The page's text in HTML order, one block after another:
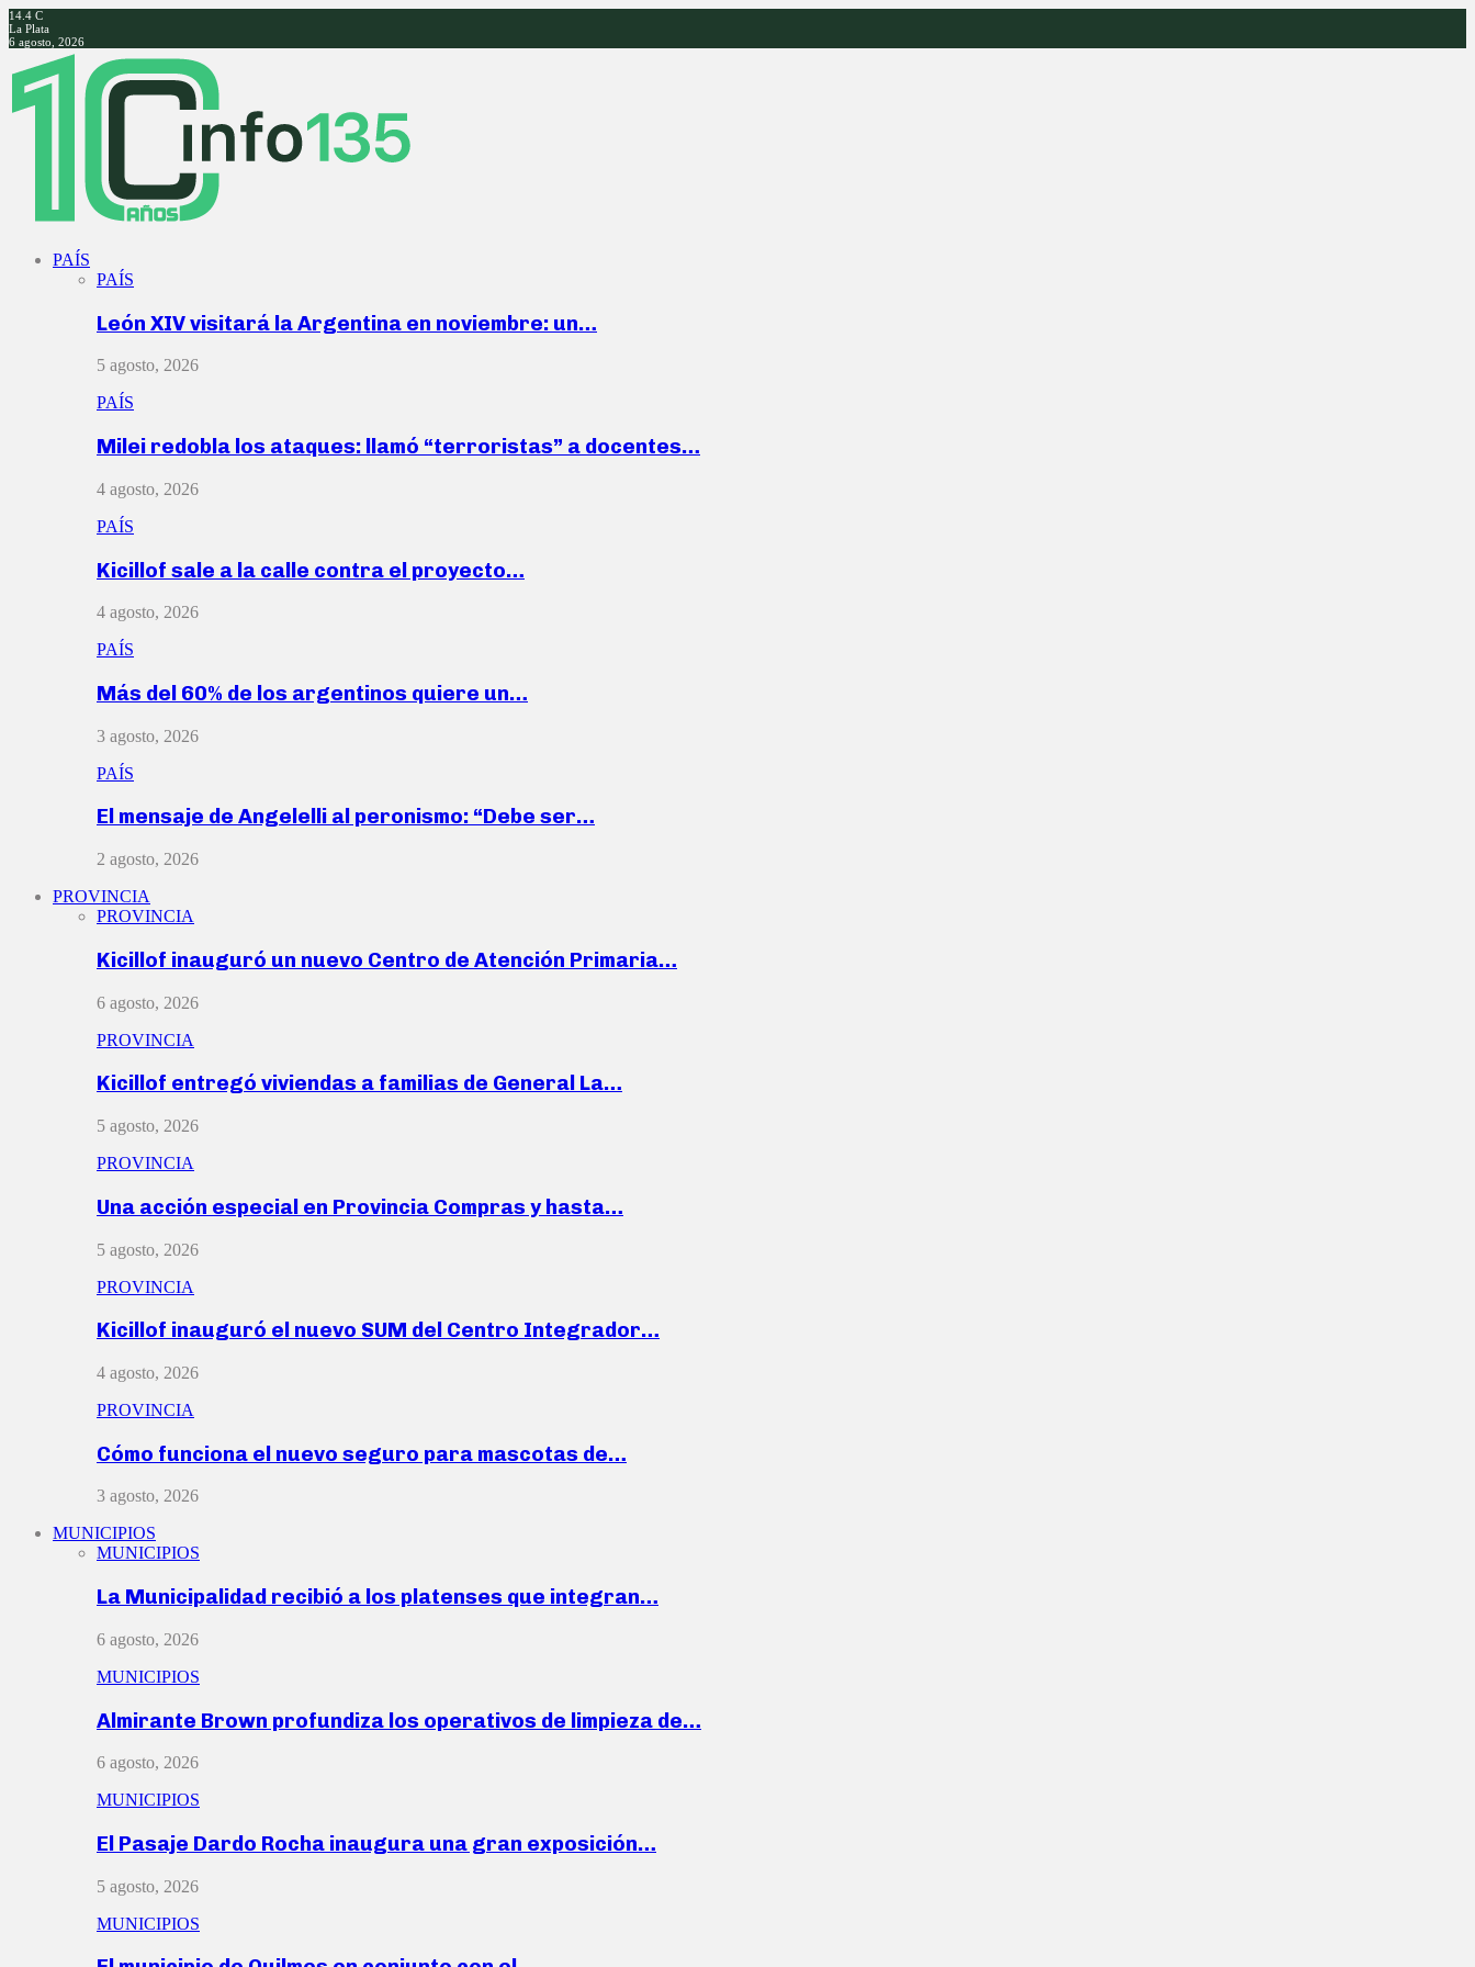
14.4 C
La Plata
6 agosto, 2026
Facebook
Twitter
Instagram
Youtube
PAÍS
PAÍS
León XIV visitará la Argentina en noviembre: un…
5 agosto, 2026
PAÍS
Milei redobla los ataques: llamó “terroristas” a docentes…
4 agosto, 2026
PAÍS
Kicillof sale a la calle contra el proyecto…
4 agosto, 2026
PAÍS
Más del 60% de los argentinos quiere un…
3 agosto, 2026
PAÍS
El mensaje de Angelelli al peronismo: “Debe ser…
2 agosto, 2026
PROVINCIA
PROVINCIA
Kicillof inauguró un nuevo Centro de Atención Primaria…
6 agosto, 2026
PROVINCIA
Kicillof entregó viviendas a familias de General La…
5 agosto, 2026
PROVINCIA
Una acción especial en Provincia Compras y hasta…
5 agosto, 2026
PROVINCIA
Kicillof inauguró el nuevo SUM del Centro Integrador…
4 agosto, 2026
PROVINCIA
Cómo funciona el nuevo seguro para mascotas de…
3 agosto, 2026
MUNICIPIOS
MUNICIPIOS
La Municipalidad recibió a los platenses que integran…
6 agosto, 2026
MUNICIPIOS
Almirante Brown profundiza los operativos de limpieza de…
6 agosto, 2026
MUNICIPIOS
El Pasaje Dardo Rocha inaugura una gran exposición…
5 agosto, 2026
MUNICIPIOS